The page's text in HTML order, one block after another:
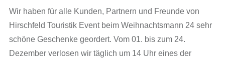
Wir haben für alle Kunden, Partnern und Freunde von
Hirschfeld Touristik Event beim Weihnachtsmann 24 sehr
schöne Geschenke geordert. Vom 01. bis zum 24.
Dezember verlosen wir täglich um 14 Uhr eines der